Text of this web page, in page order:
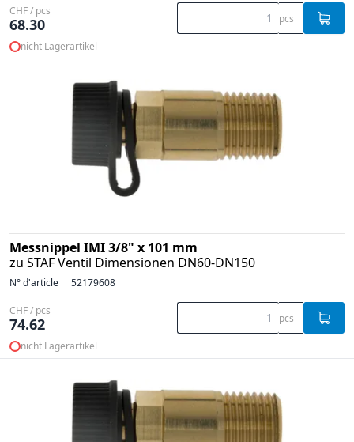
CHF / pcs
68.30 pcs
nicht Lagerartikel
Messnippel IMI 3/8" x 101 mm
zu STAF Ventil Dimensionen DN60-DN150
N° d'article 52179608
CHF / pcs
74.62 pcs
nicht Lagerartikel